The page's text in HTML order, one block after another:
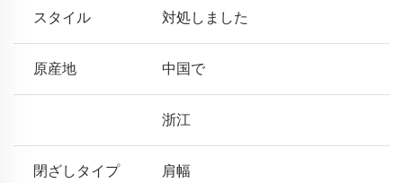
スタイル 対処しました
原産地 中国で
浙江
閉ざしタイプ 肩幅